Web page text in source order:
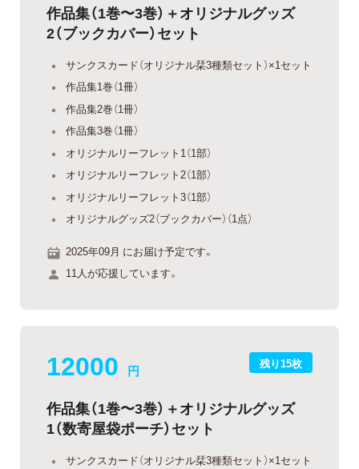
作品集（1巻〜3巻）＋オリジナルグッズ
2（ブックカバー）セット
サンクスカード（オリジナル栞3種類セット）×1セット
作品集1巻（1冊）
作品集2巻（1冊）
作品集3巻（1冊）
オリジナルリーフレット1（1部）
オリジナルリーフレット2（1部）
オリジナルリーフレット3（1部）
オリジナルグッズ2（ブックカバー）（1点）
2025年09月 にお届け予定です。
11人が応援しています。
残り15枚
12000 円
作品集（1巻〜3巻）＋オリジナルグッズ
1（数寄屋袋ポーチ）セット
サンクスカード（オリジナル栞3種類セット）×1セット